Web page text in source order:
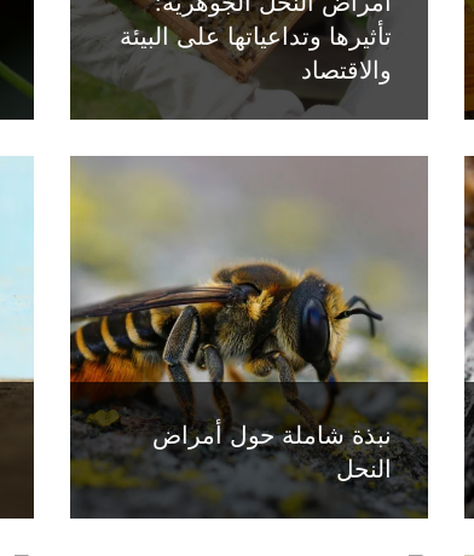
تأثيرها وتداعياتها على البيئة
والاقتصاد
نبذة شاملة حول أمراض
النحل